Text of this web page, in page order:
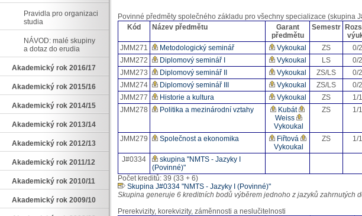
Pravidla pro organizaci
studia
NÁVOD: malé skupiny
a dotaz do erudia
Akademický rok 2016/17
Akademický rok 2015/16
Akademický rok 2014/15
Akademický rok 2013/14
Akademický rok 2012/13
Akademický rok 2011/12
Akademický rok 2010/11
Akademický rok 2009/10
Povinné předměty společného základu pro všechny specializace (skupina
Kód
Název předmětu
Garant
předmětu
Semestr
JMM271 Metodologický seminář Vykoukal ZS 0/2
JMM272
Diplomový seminář I Vykoukal LS 0/2
JMM273
Diplomový seminář II Vykoukal ZS/LS 0/2
JMM274
Diplomový seminář III Vykoukal ZS/LS 0/2
JMM277
Historie a kultura Vykoukal ZS 1/1
JMM278
Politika a mezinárodní vztahy
Kubát
Weiss
Vykoukal
ZS 1/1
JMM279 Společnost a ekonomika
Fiřtová
Vykoukal
ZS 1/1
J#0334
skupina "NMTS - Jazyky I
(Povinné)"
Počet kreditů: 39 (33 + 6)
Skupina J#0334 "NMTS - Jazyky I (Povinné)"
Skupina generuje 6 kreditních bodů výběrem jednoho z jazyků zahrnutých
Prerekvizity, korekvizity, záměnnosti a neslučitelnosti